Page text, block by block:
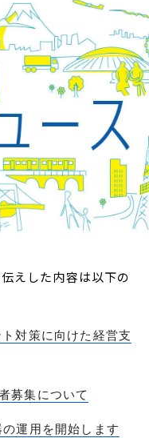
伝えした内容は以下の
対策に向けた経営支
募集について
運用を開始します